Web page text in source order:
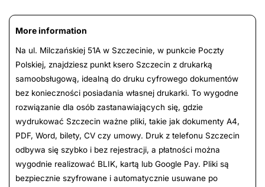
More information
Na ul. Milczańskiej 51A w Szczecinie, w punkcie Poczty
Polskiej, znajdziesz punkt ksero Szczecin z drukarką
samoobsługową, idealną do druku cyfrowego dokumentów
bez konieczności posiadania własnej drukarki. To wygodne
rozwiązanie dla osób zastanawiających się, gdzie
wydrukować Szczecin ważne pliki, takie jak dokumenty A4,
PDF, Word, bilety, CV czy umowy. Druk z telefonu Szczecin
odbywa się szybko i bez rejestracji, a płatności można
wygodnie realizować BLIK, kartą lub Google Pay. Pliki są
bezpiecznie szyfrowane i automatycznie usuwane po